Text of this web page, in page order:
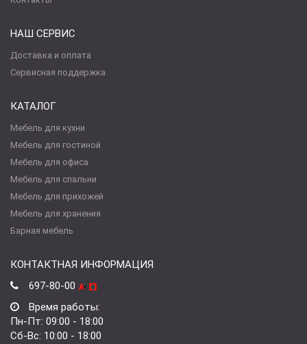
НАШ СЕРВИС
Доставка и оплата
Сервисная поддержка
КАТАЛОГ
Мебель для кухни
Мебель для гостиной
Мебель для офиса
Мебель для спальни
Мебель для прихожей
Мебель для хранения
Барная мебель
КОНТАКТНАЯ ИНФОРМАЦИЯ
697-80-00
Время работы:
Пн-Пт: 09:00 - 18:00
Сб-Вс: 10:00 - 18:00